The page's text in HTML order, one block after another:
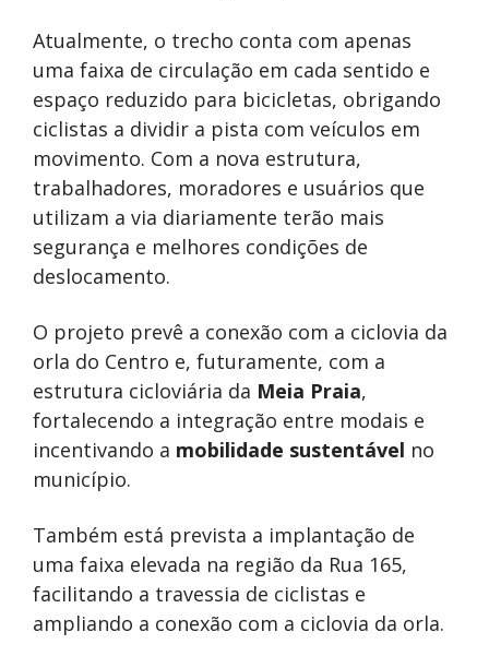
Atualmente, o trecho conta com apenas
uma faixa de circulação em cada sentido e
espaço reduzido para bicicletas, obrigando
ciclistas a dividir a pista com veículos em
movimento. Com a nova estrutura,
trabalhadores, moradores e usuários que
utilizam a via diariamente terão mais
segurança e melhores condições de
deslocamento.
O projeto prevê a conexão com a ciclovia da
orla do Centro e, futuramente, com a
estrutura cicloviária da Meia Praia,
fortalecendo a integração entre modais e
incentivando a mobilidade sustentável no
município.
Também está prevista a implantação de
uma faixa elevada na região da Rua 165,
facilitando a travessia de ciclistas e
ampliando a conexão com a ciclovia da orla.